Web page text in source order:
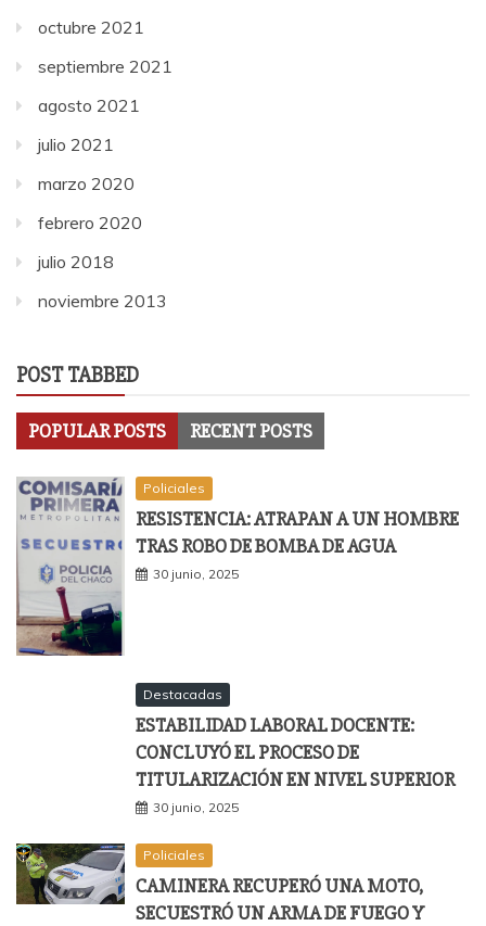
octubre 2021
septiembre 2021
agosto 2021
julio 2021
marzo 2020
febrero 2020
julio 2018
noviembre 2013
POST TABBED
POPULAR POSTS RECENT POSTS
Policiales
RESISTENCIA: ATRAPAN A UN HOMBRE
TRAS ROBO DE BOMBA DE AGUA
30 junio, 2025
Destacadas
ESTABILIDAD LABORAL DOCENTE:
CONCLUYÓ EL PROCESO DE
TITULARIZACIÓN EN NIVEL SUPERIOR
30 junio, 2025
Policiales
CAMINERA RECUPERÓ UNA MOTO,
SECUESTRÓ UN ARMA DE FUEGO Y